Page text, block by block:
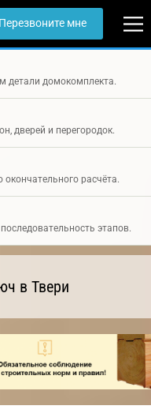
Перезвоните мне
детали домокомплекта.
дверей и перегородок.
расчёта.
этапов.
в Твери